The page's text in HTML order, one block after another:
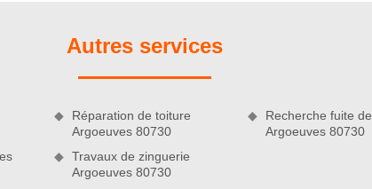
toiture au lieu de le perfectionner. Sachez que
Autres services
Réparation de toiture
Argoeuves 80730
Travaux de zinguerie
Argoeuves 80730
Recherche fuite
Argoeuves 80730